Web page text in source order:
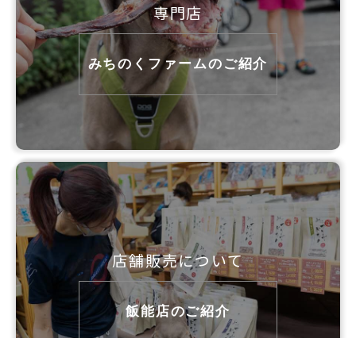
専門店
みちのくファームのご紹介
店舗販売について
飯能店のご紹介